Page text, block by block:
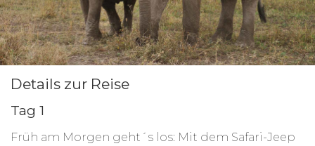
Für eine Gruppe mit 4-6 Personen geeignet.
Details zur Reise
Tag 1
Früh am Morgen geht´s los: Mit dem Safari-Jeep